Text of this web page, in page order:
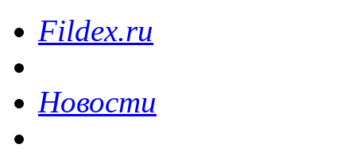
Fildex.ru
Новости